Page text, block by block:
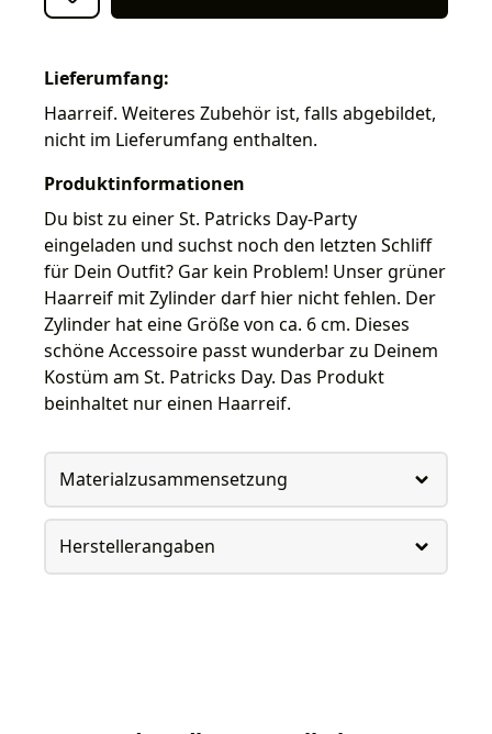
Lieferumfang:
Haarreif. Weiteres Zubehör ist, falls abgebildet,
nicht im Lieferumfang enthalten.
Produktinformationen
Du bist zu einer St. Patricks Day-Party
eingeladen und suchst noch den letzten Schliff
für Dein Outfit? Gar kein Problem! Unser grüner
Haarreif mit Zylinder darf hier nicht fehlen. Der
Zylinder hat eine Größe von ca. 6 cm. Dieses
schöne Accessoire passt wunderbar zu Deinem
Kostüm am St. Patricks Day. Das Produkt
beinhaltet nur einen Haarreif.
Materialzusammensetzung
Herstellerangaben